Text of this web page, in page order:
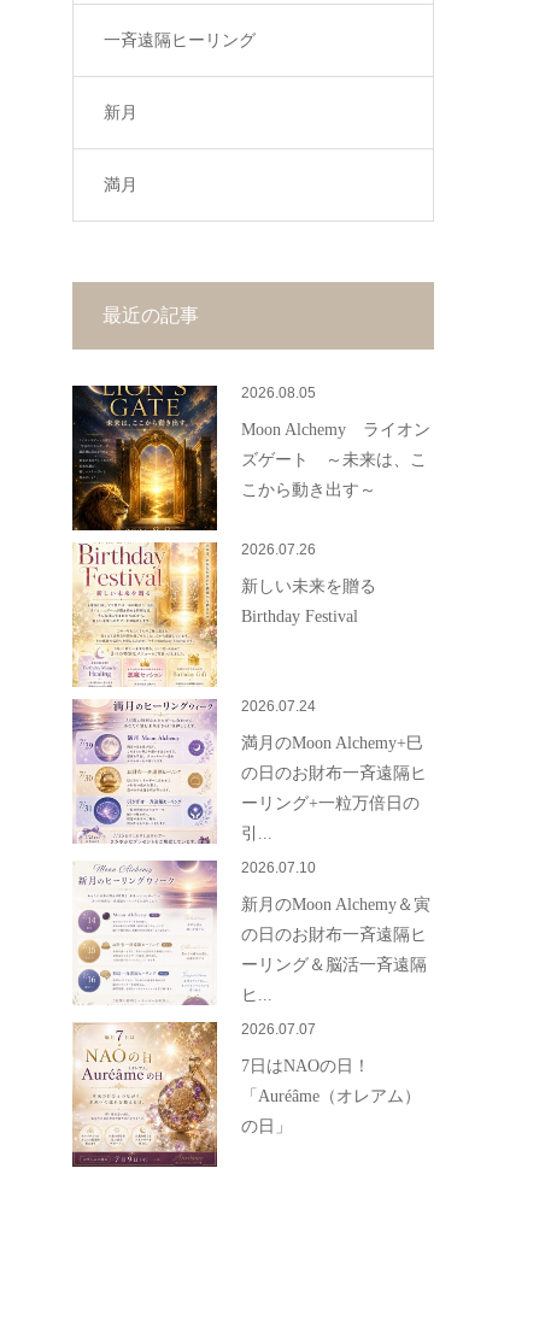
一斉遠隔ヒーリング
新月
満月
最近の記事
2026.08.05
Moon Alchemy ライオン
ズゲート ～未来は、こ
こから動き出す～
2026.07.26
新しい未来を贈る
Birthday Festival
2026.07.24
満月のMoon Alchemy+巳
の日のお財布一斉遠隔ヒ
ーリング+一粒万倍日の
引...
2026.07.10
新月のMoon Alchemy＆寅
の日のお財布一斉遠隔ヒ
ーリング＆脳活一斉遠隔
ヒ...
2026.07.07
7日はNAOの日！
「Auréâme（オレアム）
の日」